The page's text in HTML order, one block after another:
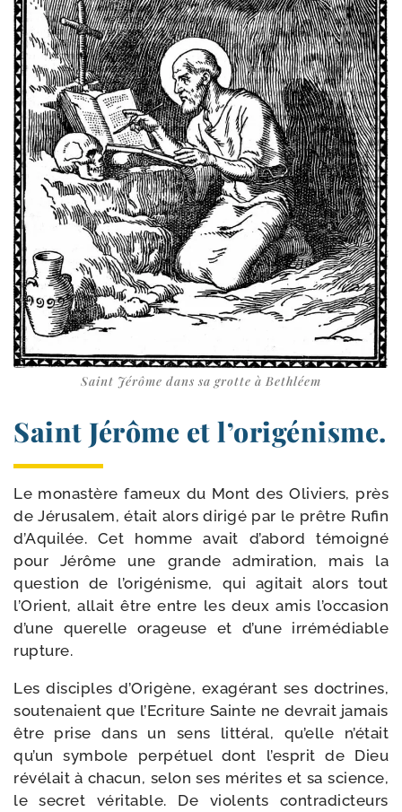
Saint Jérôme dans sa grotte à Bethléem
Saint Jérôme et l’origénisme.
Le monas­tère fameux du Mont des Oliviers, près
de Jérusalem, était alors diri­gé par le prêtre Rufin
d’Aquilée. Cet homme avait d’abord témoi­gné
pour Jérôme une grande admi­ra­tion, mais la
ques­tion de l’origénisme, qui agi­tait alors tout
l’Orient, allait être entre les deux amis l’occasion
d’une que­relle ora­geuse et d’une irré­mé­diable
rupture.
Les dis­ciples d’Origène, exa­gé­rant ses doc­trines,
sou­te­naient que l’Ecriture Sainte ne devrait jamais
être prise dans un sens lit­té­ral, qu’elle n’était
qu’un sym­bole per­pé­tuel dont l’esprit de Dieu
révé­lait à cha­cun, selon ses mérites et sa science,
le secret véri­table. De vio­lents contra­dic­teurs